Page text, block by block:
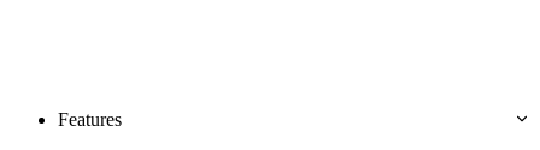
Features